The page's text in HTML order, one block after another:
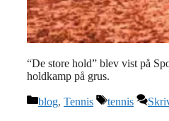
“De store hold” blev vist på
holdkamp på grus.
Kategorier
blog, Tennis Tags
tennis